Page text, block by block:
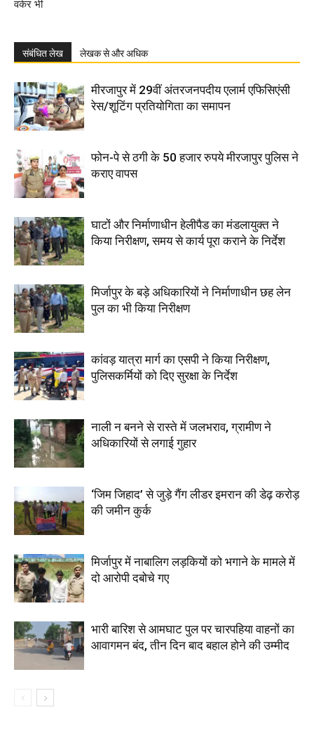
वर्कर भी
संबंधित लेख लेखक से और अधिक
मीरजापुर में 29वीं अंतरजनपदीय एलार्म एफिसिएंसी
रेस/शूटिंग प्रतियोगिता का समापन
फोन-पे से ठगी के 50 हजार रुपये मीरजापुर पुलिस ने
कराए वापस
घाटों और निर्माणाधीन हेलीपैड का मंडलायुक्त ने
किया निरीक्षण, समय से कार्य पूरा कराने के निर्देश
मिर्जापुर के बड़े अधिकारियों ने निर्माणाधीन छह लेन
पुल का भी किया निरीक्षण
कांवड़ यात्रा मार्ग का एसपी ने किया निरीक्षण,
पुलिसकर्मियों को दिए सुरक्षा के निर्देश
नाली न बनने से रास्ते में जलभराव, ग्रामीण ने
अधिकारियों से लगाई गुहार
‘जिम जिहाद’ से जुड़े गैंग लीडर इमरान की डेढ़ करोड़
की जमीन कुर्क
मिर्जापुर में नाबालिग लड़कियों को भगाने के मामले में
दो आरोपी दबोचे गए
भारी बारिश से आमघाट पुल पर चारपहिया वाहनों का
आवागमन बंद, तीन दिन बाद बहाल होने की उम्मीद